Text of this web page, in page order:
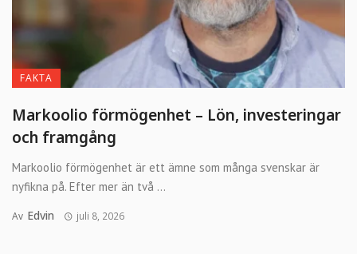
FAKTA
Markoolio förmögenhet – Lön, investeringar
och framgång
Markoolio förmögenhet är ett ämne som många svenskar är
nyfikna på. Efter mer än två ...
Av Edvin juli 8, 2026